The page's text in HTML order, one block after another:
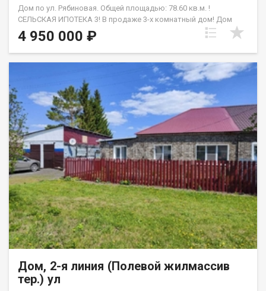
Дом по ул. Рябиновая. Общей площадью: 78.60 кв.м. !
СЕЛЬСКАЯ ИПОТЕКА 3! В продаже 3-х комнатный дом! Дом
подключен к электроотоплению! Просушен и прогрет! По
границе участка проходит ГАЗ. Центральная вода, септик.
Отопление система Теплый пол. Материал дома газобетон.
Ленточный фундамент. Кровля накрыта металлопрофилем.
Фасад дома: штукатурка+шпатлевка. Две отдельные спальни
правильной формы. Огромная кухня-гостиная, которая
разместит вашу семью! Просторный совмещенный санузел
(возможность разделить на 2 санузла), один из которых
будет дополнением для родительской спальни. В холле
имеется место для большого шкафа-купе. Отдельная
котельная и гардеробная. Земельный участок 10 соток.
Документы готовы к сделке. Один взрослый собственник.
Помогу получить кредитное решение ПОЛОЖИТЕЛЬНОЕ!
Дополнительно оплачивается комиссия с покупателя.
Возможен обмен на вашу недвижимость. Возможна продажа
в рассрочку. При звонке, пожалуйста, сообщите номер
варианта - JV008054187967.
4 950 000 ₽
Дом, 2-я линия (Полевой жилмассив
тер.) ул